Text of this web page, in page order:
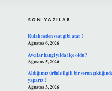
SON YAZILAR
Kulak neden saat gibi atar ?
Ağustos 6, 2026
Avcılar hangi yılda ilçe oldu ?
Ağustos 5, 2026
Aldığımız ürünle ilgili bir sorun
yaparız ?
Ağustos 3, 2026